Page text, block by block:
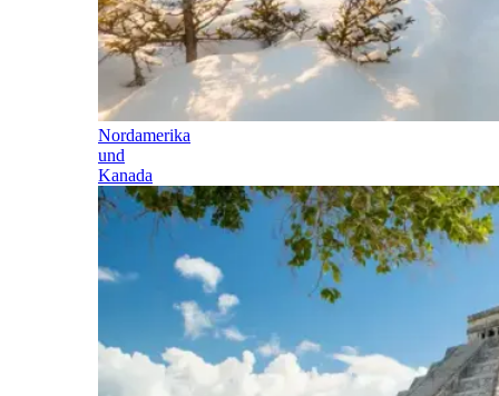
Nordamerika
und
Kanada